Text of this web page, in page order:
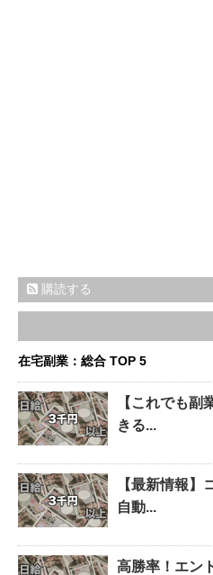
購読する
在宅副業：総合 TOP 5
【これでも副
きる...
【最新情報】
自動...
高勝率！エン